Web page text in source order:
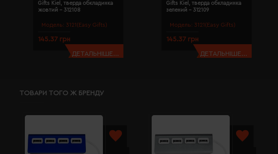
Модель: 3121(Easy Gifts)
Gifts Kiel, тверда обкладинка
жовтий - 312108
145.37 грн
ДЕТАЛЬНІШЕ...
Модель: 3121(Easy Gifts)
Gifts Kiel, тверда обкладинка
зелений - 312109
145.37 грн
ДЕТАЛЬНІШЕ...
ТОВАРИ ТОГО Ж БРЕНДУ